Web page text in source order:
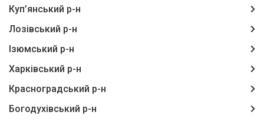
Куп’янський р-н
Лозівський р-н
Ізюмський р-н
Харківський р-н
Красноградський р-н
Богодухівський р-н